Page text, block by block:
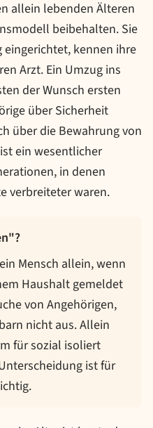
allein lebenden Älteren
beibehalten. Sie
eingerichtet, kennen ihre
Arzt. Ein Umzug ins
der Wunsch ersten
über Sicherheit
über die Bewahrung von
ein wesentlicher
in denen
verbreiteter waren.
Mensch allein, wenn
Haushalt gemeldet
von Angehörigen,
nicht aus. Allein
für sozial isoliert
ist für